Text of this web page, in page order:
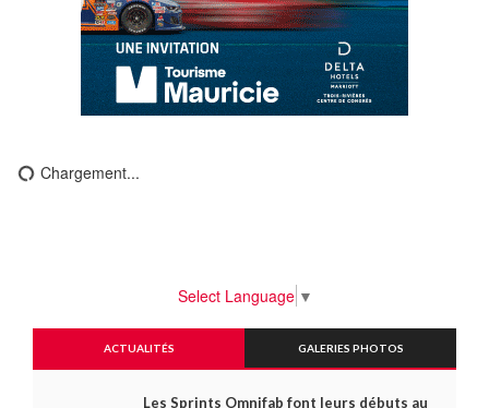
Chargement...
Select Language ▼
ACTUALITÉS GALERIES PHOTOS
Les Sprints Omnifab font leurs débuts au